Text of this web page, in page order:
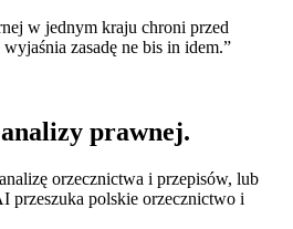
w jednym kraju chroni przed
zasadę ne bis in idem.”
analizy prawnej.
orzecznictwa i przepisów, lub
przeszuka polskie orzecznictwo i